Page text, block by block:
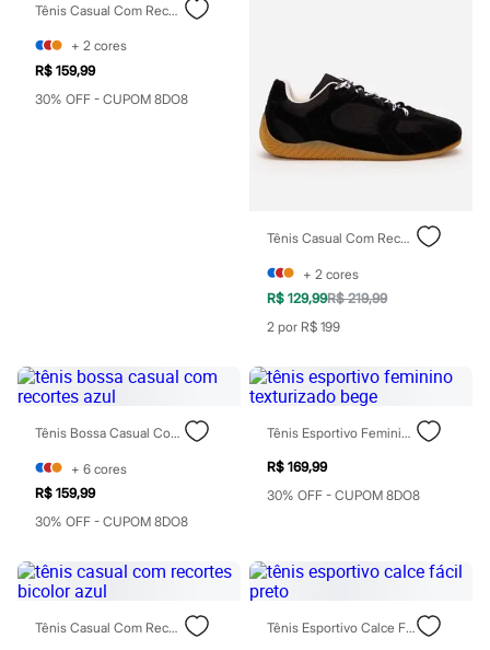
Hidratante
Protetor solar
Tônicos
Maquiagens
Base
Batom
Fran by Franciny Ehlke
Jean Paul Gaultier
Lancôme
Mari Maria
Niina Secrets
Océane
Payot
Rabanne
Vizzela
Vult
Perfumes
Perfumes femininos
Tênis Casual Com Recortes Preto
+ 2 cores
R$ 159,99
30% OFF - CUPOM 8DO8
Tênis Casual Com Recortes E Cadarço Duplo Preto
+ 2 cores
R$ 129,99R$ 219,99
2 por R$ 199
Tênis Bossa Casual Com Recortes Azul
+ 6 cores
R$ 159,99
30% OFF - CUPOM 8DO8
Tênis Esportivo Feminino Texturizado Bege
R$ 169,99
30% OFF - CUPOM 8DO8
Tênis Casual Com Recortes Bicolor Azul Tênis Esportivo Calce Fácil Preto